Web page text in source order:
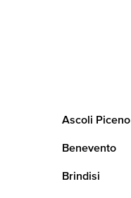
Ascoli Piceno
Benevento
Brindisi